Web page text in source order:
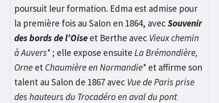
poursuit leur formation. Edma est admise pour
la première fois au Salon en 1864, avec Souvenir
des bords de l’Oise et Berthe avec Vieux chemin
à Auvers* ; elle expose ensuite La Brémondière,
Orne et Chaumière en Normandie* et affirme son
talent au Salon de 1867 avec Vue de Paris prise
des hauteurs du Trocadéro en aval du pont